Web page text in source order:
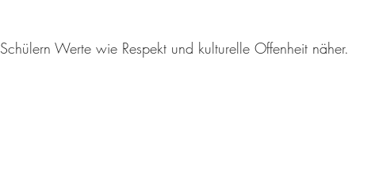
Werte wie Respekt und kulturelle Offenheit näher.